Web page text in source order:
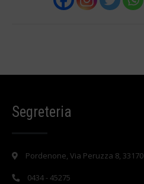
Segreteria
Pordenone, Via Peruzza 8, 33170
0434 - 45275